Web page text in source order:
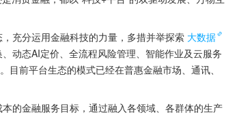
充分运用金融科技的力量，多措并举探索 大数据
动态AI定价、全流程风险管理、智能作业及云服务
前平台生态的模式已经在普惠金融市场、通讯、
的金融服务目标，通过融入各领域、各群体的生产